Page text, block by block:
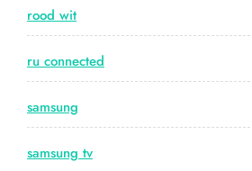
rood wit
ru connected
samsung
samsung tv